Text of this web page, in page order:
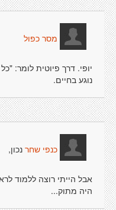
מסר כפול
יופי. דרך פיוטית לומר:
נוגע בחיים.
כנפי שחר נכון,
אבל הייתי רוצה ללמוד
היה מתוק...